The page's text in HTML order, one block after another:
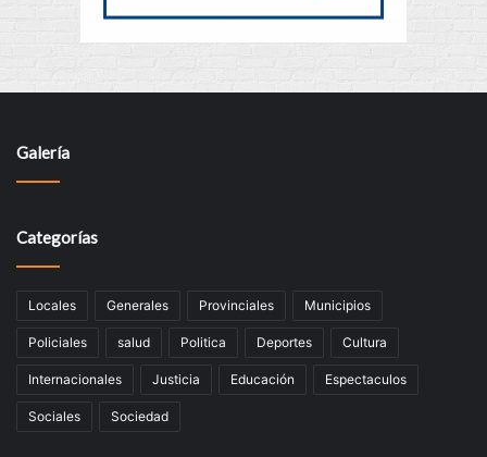
Galería
Categorías
Locales Generales Provinciales Municipios
Policiales salud Politica Deportes Cultura
Internacionales Justicia Educación Espectaculos
Sociales Sociedad